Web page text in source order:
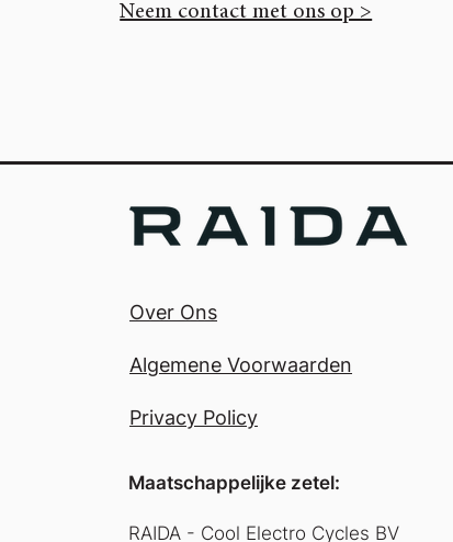
Neem contact met ons op >
Over Ons
Algemene Voorwaarden
Privacy Policy
Maatschappelijke zetel:
RAIDA - Cool Electro Cycles BV